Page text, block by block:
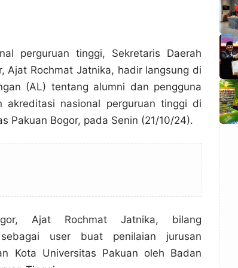
perguruan tinggi, Sekretaris Daerah
Ajat Rochmat Jatnika, hadir langsung di
(AL) tentang alumni dan pengguna
akreditasi nasional perguruan tinggi di
Pakuan Bogor, pada Senin (21/10/24).
Ajat Rochmat Jatnika, bilang
user buat penilaian jurusan
Kota Universitas Pakuan oleh Badan